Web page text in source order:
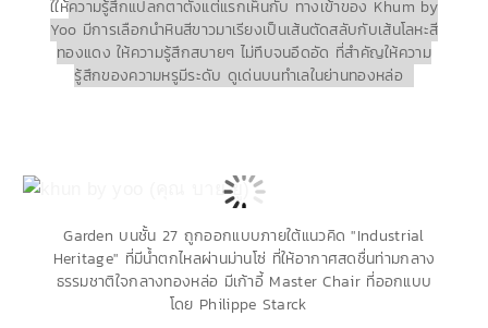
ใให้ความรู้สึกแปลกตาตั้งแต่แรกเห็นกับ ทางเข้าของ Khum by
Yoo มีการเลือกนำหินสีขาวมาเรียงเป็นเส้นตัดสลับกับเส้นโลหะสี
ทองแดง ให้ความรู้สึกสบายๆ ไม่ทึบจนอึดอัด ที่สำคัญให้ความ
รู้สึกของความหรูมีระดับ ดูเด่นบนทำเลในย่านทองหล่อ
Garden บนชั้น 27 ถูกออกแบบภายใต้แนวคิด "Industrial
Heritage" ที่มีน้ำตกไหลผ่านม่านโซ่ ที่ให้อากาศสดชื่นท่ามกลาง
ธรรมชาติใจกลางทองหล่อ มีเก้าอี้ Master Chair ที่ออกแบบ
โดย Philippe Starck